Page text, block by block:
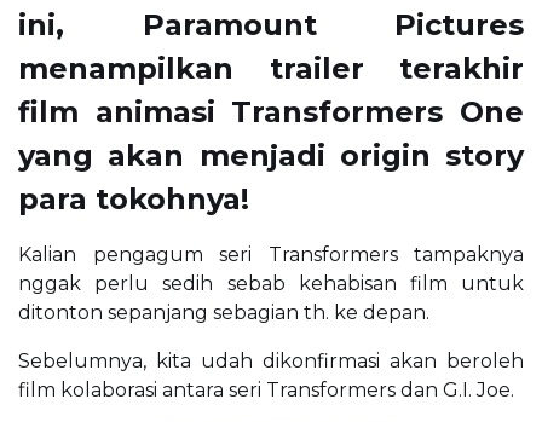
ini, Paramount Pictures
menampilkan trailer terakhir
film animasi Transformers One
yang akan menjadi origin story
para tokohnya!
Kalian pengagum seri Transformers tampaknya
nggak perlu sedih sebab kehabisan film untuk
ditonton sepanjang sebagian th. ke depan.
Sebelumnya, kita udah dikonfirmasi akan beroleh
film kolaborasi antara seri Transformers dan G.I. Joe.